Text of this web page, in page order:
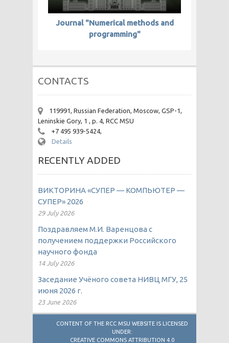
Journal "Numerical methods and
programming"
CONTACTS
119991, Russian Federation, Moscow, GSP-1,
Leninskie Gory, 1 , p. 4, RCC MSU
+7 495 939-5424,
Details
RECENTLY ADDED
ВИКТОРИНА «СУПЕР — КОМПЬЮТЕР —
СУПЕР» 2026
29 July 2026
Поздравляем М.И. Варенцова с
получением поддержки Российского
научного фонда
14 July 2026
Заседание Учёного совета НИВЦ МГУ, 25
июня 2026 г.
23 June 2026
CONTENT OF THE RCC MSU WEBSITE IS LICENSED
UNDER:
CREATIVE COMMONS ATTRIBUTION 4.0